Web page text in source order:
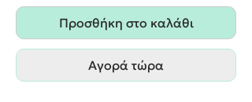
Προσθήκη στο καλάθι
Αγορά τώρα